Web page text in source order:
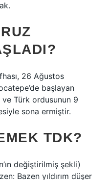
26 Ağustos
başlayan
ve Türk ordusunun 9
sona ermiştir.
TDK?
Bazen yıldırım düşer